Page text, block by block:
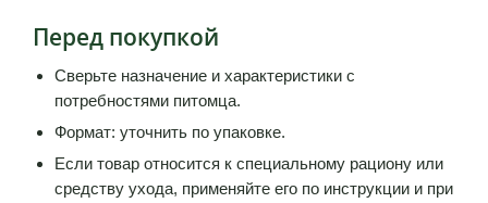
Перед покупкой
Сверьте назначение и характеристики с
потребностями питомца.
Формат: уточнить по упаковке.
Если товар относится к специальному рациону или
средству ухода, применяйте его по инструкции и при